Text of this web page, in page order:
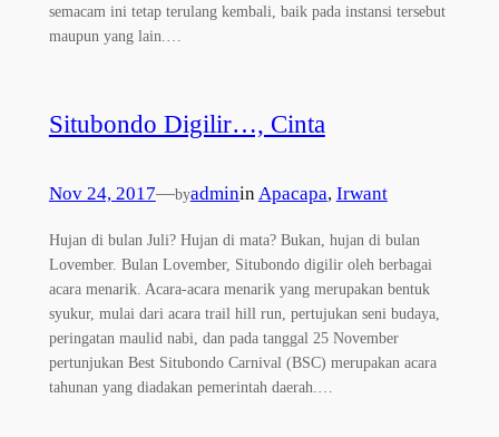
semacam ini tetap terulang kembali, baik pada instansi tersebut
maupun yang lain.…
Situbondo Digilir…, Cinta
Nov 24, 2017—byadmininApacapa, Irwant
Hujan di bulan Juli? Hujan di mata? Bukan, hujan di bulan
Lovember. Bulan Lovember, Situbondo digilir oleh berbagai
acara menarik. Acara-acara menarik yang merupakan bentuk
syukur, mulai dari acara trail hill run, pertujukan seni budaya,
peringatan maulid nabi, dan pada tanggal 25 November
pertunjukan Best Situbondo Carnival (BSC) merupakan acara
tahunan yang diadakan pemerintah daerah.…